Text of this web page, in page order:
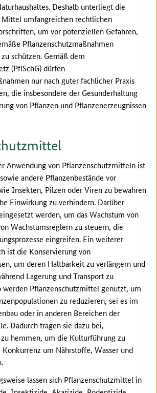
Deshalb unterliegt die
umfangreichen rechtlichen
um vor potenziellen Gefahren,
Pflanzenschutzmaßnahmen
schützen. Gemäß dem
(PflSchG) dürfen
nur nach guter fachlicher Praxis
die insbesondere der Gesunderhaltung
von Pflanzen und Pflanzenerzeugnissen
Anwendung von Pflanzenschutzmitteln ist
andere Pflanzenbestände vor
Insekten, Pilzen oder Viren zu bewahren
Einwirkung zu verhindern. Darüber
werden, um das Wachstum von
Wachstumsreglern zu steuern, die
eingreifen. Ein weiterer
ist die Konservierung von
um deren Haltbarkeit zu verlängern und
Lagerung und Transport zu
werden Pflanzenschutzmittel genutzt, um
zu reduzieren, sei es im
oder in anderen Bereichen der
Dadurch tragen sie dazu bei,
hemmen, um die Kulturführung zu
um Nährstoffe, Wasser und
lassen sich Pflanzenschutzmittel in